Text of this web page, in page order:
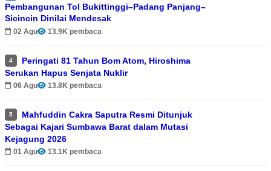
Pembangunan Tol Bukittinggi–Padang Panjang–
Sicincin Dinilai Mendesak
02 Agu 13.9K pembaca
4
Peringati 81 Tahun Bom Atom, Hiroshima
Serukan Hapus Senjata Nuklir
06 Agu 13.8K pembaca
5
Mahfuddin Cakra Saputra Resmi Ditunjuk
Sebagai Kajari Sumbawa Barat dalam Mutasi
Kejagung 2026
01 Agu 13.1K pembaca